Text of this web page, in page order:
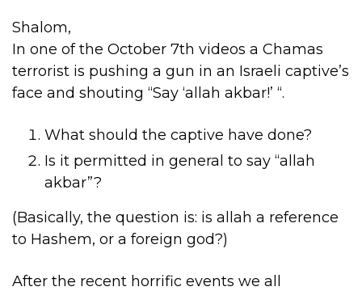
Shalom,
In one of the October 7th videos a Chamas
terrorist is pushing a gun in an Israeli captive’s
face and shouting “Say ‘allah akbar!’ “.
What should the captive have done?
Is it permitted in general to say “allah
akbar”?
(Basically, the question is: is allah a reference
to Hashem, or a foreign god?)
After the recent horrific events we all